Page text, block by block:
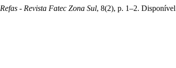
Refas - Revista Fatec Zona Sul, 8(2), p. 1–2.